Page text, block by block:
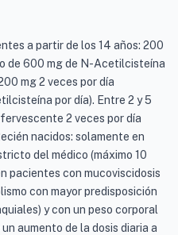
a partir de los 14 años: 200
de 600 mg de N-Acetilcisteína
mg 2 veces por día
por día). Entre 2 y 5
2 veces por día
nacidos: solamente en
del médico (máximo 10
pacientes con mucoviscidosis
con mayor predisposición
y con un peso corporal
aumento de la dosis diaria a